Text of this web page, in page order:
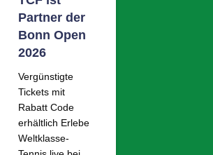
Partner der
Bonn Open
2026
Vergünstigte
Tickets mit
Rabatt Code
erhältlich Erlebe
Weltklasse-